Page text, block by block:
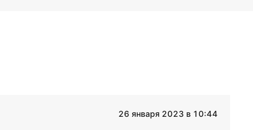
26 января 2023 в 10:44